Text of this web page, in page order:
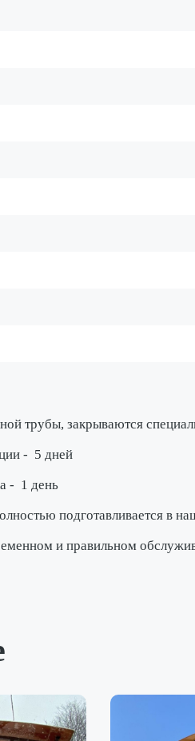
трубы, закрываются
- 5 дней
- 1 день
подготавливается в
и правильном